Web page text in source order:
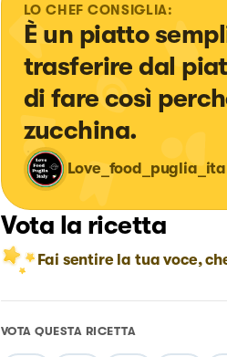
LO CHEF CONSIGLIA:
È un piatto
trasferire dal
di fare così
zucchina.
Vota la ricetta
Fai sentire la tua voce,
VOTA QUESTA RICETTA